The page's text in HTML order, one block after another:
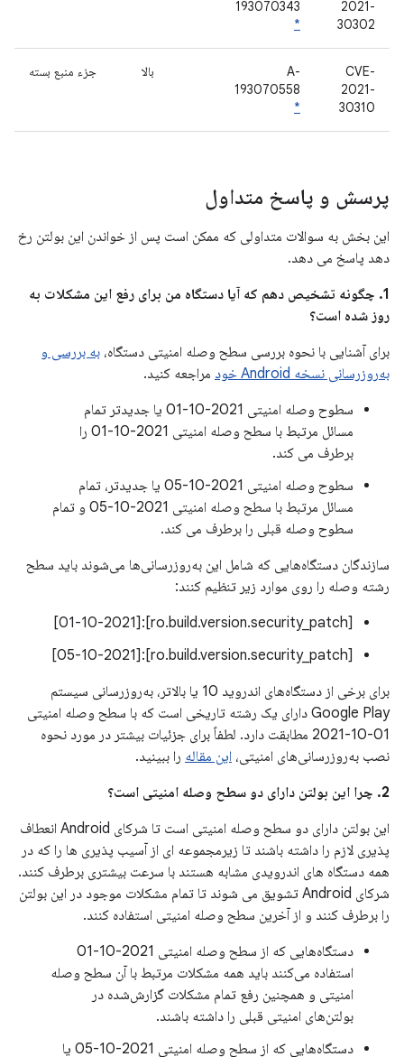
2021-
30302
193070343
*
CVE-
2021-
30310
A-
193070558
*
بالا جزء منبع بسته
پرسش و پاسخ متداول
این بخش به سوالات متداولی که ممکن است پس از خواندن این بولتن رخ
دهد پاسخ می دهد.
1. چگونه تشخیص دهم که آیا دستگاه من برای رفع این مشکلات به
روز شده است؟
برای آشنایی با نحوه بررسی سطح وصله امنیتی دستگاه، به بررسی و
به‌روزرسانی نسخه Android خود
مراجعه کنید.
سطوح وصله امنیتی 2021-10-01 یا جدیدتر تمام
مسائل مرتبط با سطح وصله امنیتی 2021-10-01 را
برطرف می کند.
سطوح وصله امنیتی 2021-10-05 یا جدیدتر، تمام
مسائل مرتبط با سطح وصله امنیتی 2021-10-05 و تمام
سطوح وصله قبلی را برطرف می کند.
سازندگان دستگاه‌هایی که شامل این به‌روزرسانی‌ها می‌شوند باید سطح
رشته وصله را روی موارد زیر تنظیم کنند:
[ro.build.version.security_patch]:[01-10-2021]
[ro.build.version.security_patch]:[05-10-2021]
برای برخی از دستگاه‌های اندروید 10 یا بالاتر، به‌روزرسانی سیستم
Google Play دارای یک رشته تاریخی است که با سطح وصله امنیتی
01-10-2021 مطابقت دارد. لطفاً برای جزئیات بیشتر در مورد نحوه
نصب به‌روزرسانی‌های امنیتی، این مقاله را ببینید.
2. چرا این بولتن دارای دو سطح وصله امنیتی است؟
این بولتن دارای دو سطح وصله امنیتی است تا شرکای Android انعطاف
پذیری لازم را داشته باشند تا زیرمجموعه ای از آسیب پذیری ها را که در
همه دستگاه های اندرویدی مشابه هستند با سرعت بیشتری برطرف کنند.
شرکای Android تشویق می شوند تا تمام مشکلات موجود در این بولتن
را برطرف کنند و از آخرین سطح وصله امنیتی استفاده کنند.
دستگاه‌هایی که از سطح وصله امنیتی 2021-10-01
استفاده می‌کنند باید همه مشکلات مرتبط با آن سطح وصله
امنیتی و همچنین رفع تمام مشکلات گزارش‌شده در
بولتن‌های امنیتی قبلی را داشته باشند.
دستگاه‌هایی که از سطح وصله امنیتی 2021-10-05 یا